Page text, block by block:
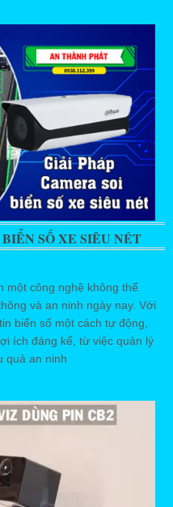
SỐ XE SIÊU NÉT
một công nghệ không thể
và an ninh ngày nay. Với
biển số một cách tự động,
ích đáng kể, từ việc quản lý
quả an ninh